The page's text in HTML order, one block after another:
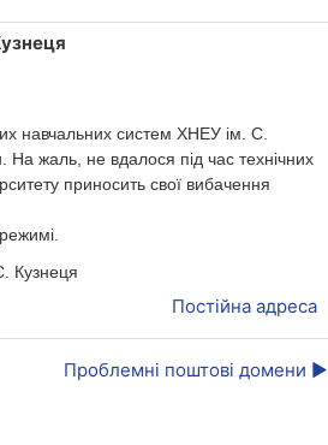
навчальних систем ХНЕУ ім. С.
жаль, не вдалося під час технічних
приносить свої вибачення
Кузнеця
Постійна адреса
Проблемні поштові домени ▶︎